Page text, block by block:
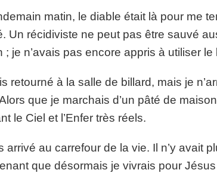
matin, le diable était là pour me
Un récidiviste ne peut pas être sauvé
; je n’avais pas encore appris à utiliser
retourné à la salle de billard, mais je
que je marchais d’un pâté de
le Ciel et l’Enfer très réels.
arrivé au carrefour de la vie. Il n’y avait
que désormais je vivrais pour